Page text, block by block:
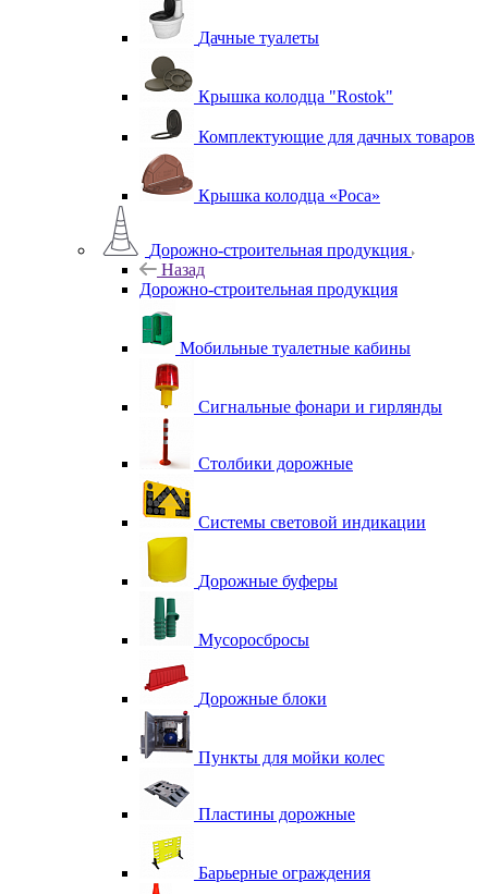
Дачные туалеты
Крышка колодца "Rostok"
Комплектующие для дачных товаров
Крышка колодца «Роса»
Дорожно-строительная продукция
Назад
Дорожно-строительная продукция
Мобильные туалетные кабины
Сигнальные фонари и гирлянды
Столбики дорожные
Системы световой индикации
Дорожные буферы
Мусоросбросы
Дорожные блоки
Пункты для мойки колес
Пластины дорожные
Барьерные ограждения